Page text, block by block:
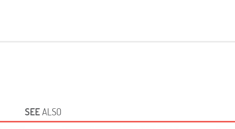
SEEALSO